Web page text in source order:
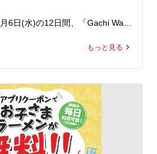
さの「京都背脂醤油スタミナまぜ
んで、5月病にも負けず、ランチ
6日(水)の12日間、「Gachi Wan
公式アプリに配信されるクーポン
ドすると、クーポンは即日取得で
いただけます（ ※1日1回限
な定食をシェアしたり、日替わり
もっと見る